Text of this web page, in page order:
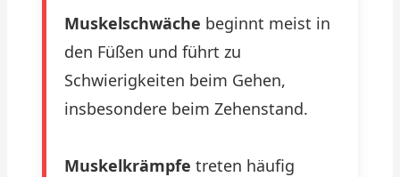
Muskelschwäche beginnt meist in
den Füßen und führt zu
Schwierigkeiten beim Gehen,
insbesondere beim Zehenstand.
Muskelkrämpfe treten häufig